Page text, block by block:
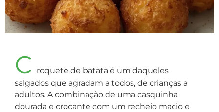
C
roquete de batata é um daqueles
salgados que agradam a todos, de crianças a
adultos. A combinação de uma casquinha
dourada e crocante com um recheio macio e